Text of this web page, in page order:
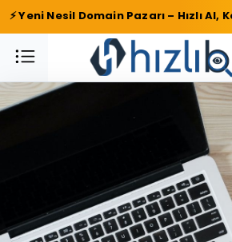
⚡ Yeni Nesil Domain Pazarı – Hızlı Al,